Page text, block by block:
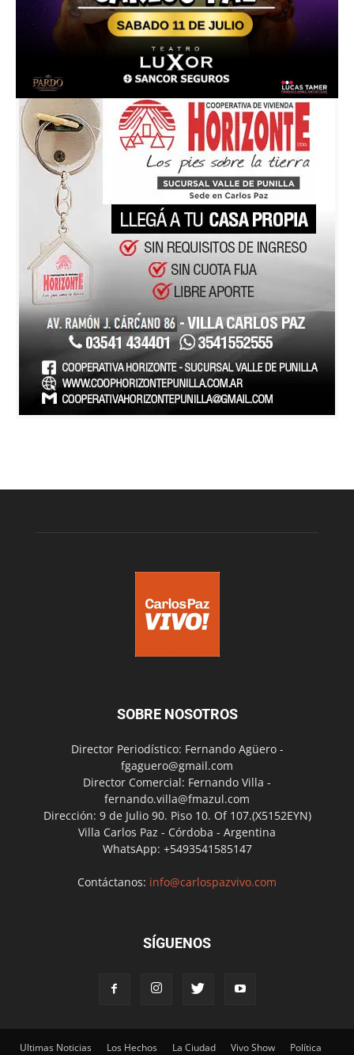
SOBRE NOSOTROS
Director Periodístico: Fernando Agüero -
fgaguero@gmail.com
Director Comercial: Fernando Villa -
fernando.villa@fmazul.com
Dirección: 9 de Julio 90. Piso 10. Of 107.(X5152EYN)
Villa Carlos Paz - Córdoba - Argentina
WhatsApp: +5493541585147
Contáctanos: info@carlospazvivo.com
SÍGUENOS
Ultimas Noticias Los Hechos La Ciudad Vivo Show Política